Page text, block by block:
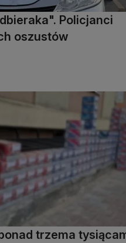
Policjanci
oszustów
trzema